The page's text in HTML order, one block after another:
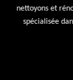
avec nos produits
votre toiture devis